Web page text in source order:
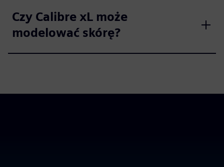
Czy Calibre xL może
modelować skórę?